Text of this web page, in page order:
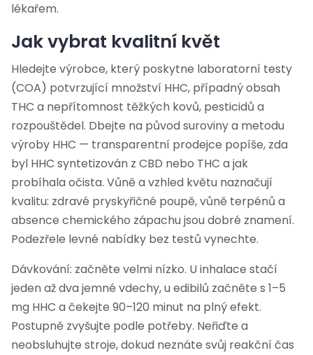
lékařem.
Jak vybrat kvalitní květ
Hledejte výrobce, který poskytne laboratorní testy
(COA) potvrzující množství HHC, případný obsah
THC a nepřítomnost těžkých kovů, pesticidů a
rozpouštědel. Dbejte na původ suroviny a metodu
výroby HHC — transparentní prodejce popíše, zda
byl HHC syntetizován z CBD nebo THC a jak
probíhala očista. Vůně a vzhled květu naznačují
kvalitu: zdravé pryskyřičné poupě, vůně terpénů a
absence chemického zápachu jsou dobré znamení.
Podezřele levné nabídky bez testů vynechte.
Dávkování: začněte velmi nízko. U inhalace stačí
jeden až dva jemné vdechy, u edibilů začněte s 1–5
mg HHC a čekejte 90–120 minut na plný efekt.
Postupně zvyšujte podle potřeby. Neřiďte a
neobsluhujte stroje, dokud neznáte svůj reakční čas